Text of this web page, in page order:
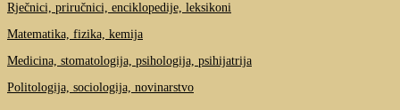
Rječnici, priručnici, enciklopedije, leksikoni
Matematika, fizika, kemija
Medicina, stomatologija, psihologija, psihijatrija
Politologija, sociologija, novinarstvo